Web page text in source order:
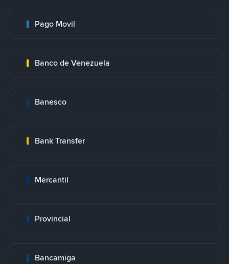
Pago Movil
Banco de Venezuela
Banesco
Bank Transfer
Mercantil
Provincial
Bancamiga